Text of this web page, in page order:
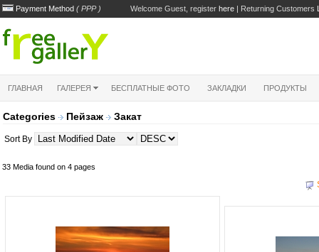
Payment Method ( PPP ) Welcome Guest, register here | Returning Customers
ГЛАВНАЯ ГАЛЕРЕЯ БЕСПЛАТНЫЕ ФОТО ЗАКЛАДКИ ПРОДУКТЫ
Categories Пейзаж Закат
Sort By
33 Media found on 4 pages